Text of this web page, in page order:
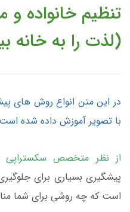
تنظیم خانواده
(لذت را به خانه
در این متن انواع روش های
با تصویر آموزش داده شده
از نظر متخصص
پیشگیری بسیاری برای
است که چه روشی برای شما